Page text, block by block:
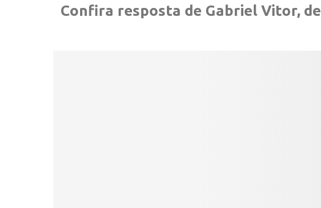
Confira resposta de Gabriel Vitor,